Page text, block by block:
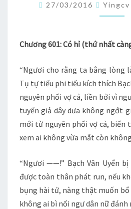
601
602
27/03/2016 Yingcv
Chương 601: Có hỉ (thứ nhất
“Ngươi cho rằng ta bằng lòng
Tụ tự tiếu phi tiếu kích thích
nguyên phối vợ cả, liền bởi vì
tuyển giả dây dưa không ngớt
mới từ nguyên phối vợ cả,
xem ai không vừa mắt còn
“Ngươi ——!” Bạch Vân Uyển
được toàn thân phát run, nếu
bụng hài tử, nàng thật muốn bổ
không ai bì nổi ngư dân nữ